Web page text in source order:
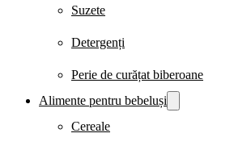
Suzete
Detergenți
Perie de curățat biberoane
Alimente pentru bebeluși
Cereale